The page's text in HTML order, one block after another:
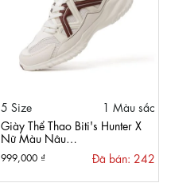
5 Size
1 Màu sắc
Giày Thể Thao Biti's Hunter X
Nữ Màu Nâu
999,000 ₫ Đã bán: 242